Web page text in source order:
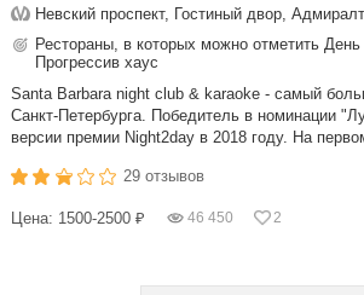
Невский проспект, Гостиный двор,
Рестораны, в которых можно отметить
Прогрессив хаус
Santa Barbara night club & karaoke - самый
Санкт-Петербурга. Победитель в номинации
версии премии Night2day в 2018 году. На
29 отзывов
Цена: 1500-2500 ₽ 46 450 2